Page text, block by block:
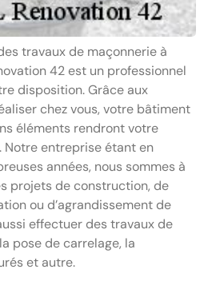
travaux de maçonnerie à
42 est un professionnel
disposition. Grâce aux
chez vous, votre bâtiment
éléments rendront votre
entreprise étant en
années, nous sommes à
projets de construction, de
ou d’agrandissement de
effectuer des travaux de
pose de carrelage, la
et autre.